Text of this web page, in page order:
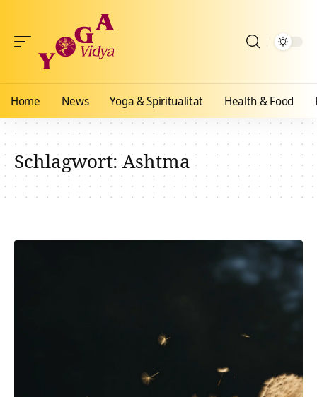
Home News Yoga & Spiritualität Health & Food
Schlagwort:Ashtma